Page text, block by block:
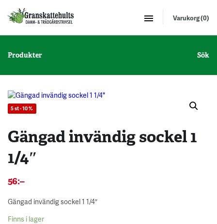
Varukorg (0)
Produkter Sök
5 st - 10 %
Gängad invändig sockel 1
1/4″
56:–
Gängad invändig sockel 1 1/4″
Finns i lager